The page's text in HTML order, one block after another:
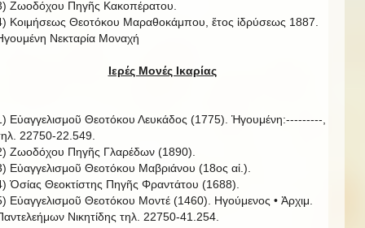
Ζωοδόχου Πηγῆς Κακοπέρατου.
Κοιμήσεως Θεοτόκου Μαραθοκάμπου, ἔτος ἱδρύσεως 1887.
Νεκταρία Μοναχή
Ιερές Μονές Ικαρίας
Εὐαγγελισμοῦ Θεοτόκου Λευκάδος (1775). Ἡγουμένη:---------,
22750-22.549.
Ζωοδόχου Πηγῆς Γλαρέδων (1890).
Εὐαγγελισμοῦ Θεοτόκου Μαβριάνου (18ος αἰ.).
Ὁσίας Θεοκτίστης Πηγῆς Φραντάτου (1688).
Εὐαγγελισμοῦ Θεοτόκου Μοντέ (1460). Ηγούμενος • Ἀρχιμ.
Νικητίδης τηλ. 22750-41.254.